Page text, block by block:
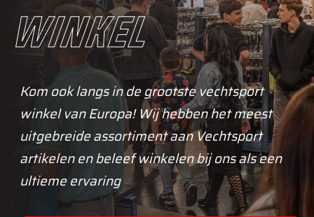
winkel
Kom ook langs in de grootste vechtsport
winkel van Europa! Wij hebben het meest
uitgebreide assortiment aan Vechtsport
artikelen en beleef winkelen bij ons als een
ultieme ervaring